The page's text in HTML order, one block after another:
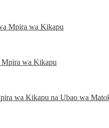
Mpira wa Kikapu
wa Kikapu
wa Kikapu na Ubao wa